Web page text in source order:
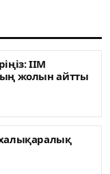
ІІМ
жолын айтты